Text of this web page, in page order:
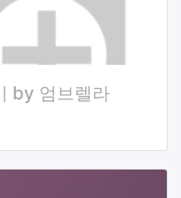
by 엄브렐라